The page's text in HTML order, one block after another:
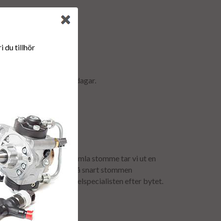
ca är 2-5 arbetsdagar.
för att få tillbaka er gamla stomme tar vi ut en
återbetalas så snart stommen
bokas av dieselspecialisten efter bytet.
du tillhör